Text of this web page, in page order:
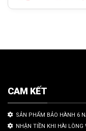
CAM KẾT
SẢN PHẨM BẢO HÀNH 6
NHẬN TIỀN KHI HÀI LÒNG